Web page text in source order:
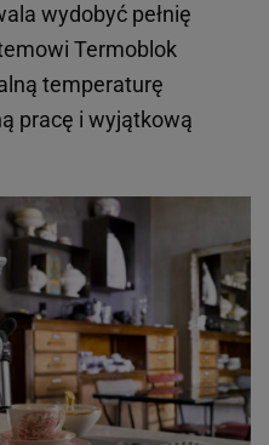
wydobyć pełnię
Termoblok
temperaturę
pracę i wyjątkową